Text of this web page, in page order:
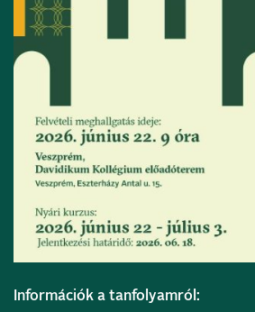
Információk a tanfolyamról: